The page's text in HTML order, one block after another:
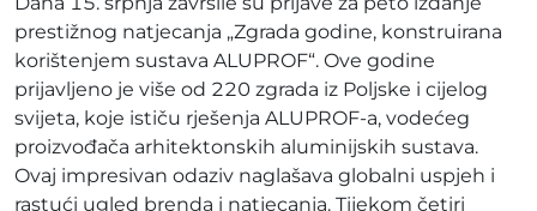
prestižnog natjecanja „Zgrada godine, konstruirana
korištenjem sustava ALUPROF“. Ove godine
prijavljeno je više od 220 zgrada iz Poljske i cijelog
svijeta, koje ističu rješenja ALUPROF-a, vodećeg
proizvođača arhitektonskih aluminijskih sustava.
Ovaj impresivan odaziv naglašava globalni uspjeh i
rastući ugled brenda i natjecanja. Tijekom četiri